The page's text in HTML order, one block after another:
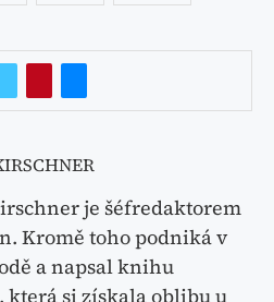
je šéfredaktorem
Kromě toho podniká v
a napsal knihu
, která si získala oblibu u